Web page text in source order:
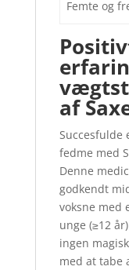
Femte og
af
fedme med
Denne
godkendt
voksne med
unge (≥12
ingen
med at tabe